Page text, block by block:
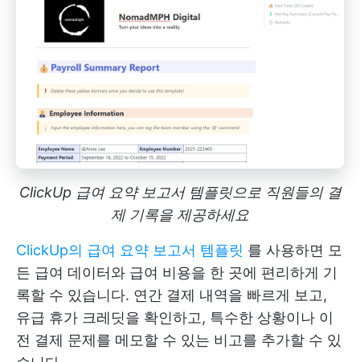
ClickUp 급여 요약 보고서 템플릿으로 직원들의 결
제 기록을 제공하세요
ClickUp의 급여 요약 보고서 템플릿 를 사용하면 모
든 급여 데이터와 급여 비용을 한 곳에 편리하게 기
록할 수 있습니다. 연간 결제 내역을 빠르게 보고,
유급 휴가 크레딧을 확인하고, 특수한 상황이나 이
전 결제 문제를 메모할 수 있는 비고를 추가할 수 있